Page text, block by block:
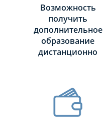
Возможность
получить
дополнительное
образование
дистанционно